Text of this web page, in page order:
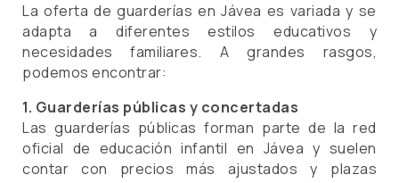
La oferta de guarderías en Jávea es variada y se
adapta a diferentes estilos educativos y
necesidades familiares. A grandes rasgos,
podemos encontrar:
1. Guarderías públicas y concertadas
Las guarderías públicas forman parte de la red
oficial de educación infantil en Jávea y suelen
contar con precios más ajustados y plazas